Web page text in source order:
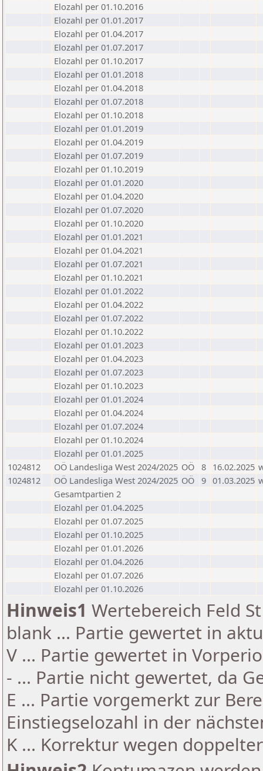
Elozahl per 01.10.2016
Elozahl per 01.01.2017
Elozahl per 01.04.2017
Elozahl per 01.07.2017
Elozahl per 01.10.2017
Elozahl per 01.01.2018
Elozahl per 01.04.2018
Elozahl per 01.07.2018
Elozahl per 01.10.2018
Elozahl per 01.01.2019
Elozahl per 01.04.2019
Elozahl per 01.07.2019
Elozahl per 01.10.2019
Elozahl per 01.01.2020
Elozahl per 01.04.2020
Elozahl per 01.07.2020
Elozahl per 01.10.2020
Elozahl per 01.01.2021
Elozahl per 01.04.2021
Elozahl per 01.07.2021
Elozahl per 01.10.2021
Elozahl per 01.01.2022
Elozahl per 01.04.2022
Elozahl per 01.07.2022
Elozahl per 01.10.2022
Elozahl per 01.01.2023
Elozahl per 01.04.2023
Elozahl per 01.07.2023
Elozahl per 01.10.2023
Elozahl per 01.01.2024
Elozahl per 01.04.2024
Elozahl per 01.07.2024
Elozahl per 01.10.2024
Elozahl per 01.01.2025
1024812
OÖ Landesliga West 2024/2025 OÖ 8 16.02.2025
1024812
OÖ Landesliga West 2024/2025 OÖ 9 01.03.2025
Gesamtpartien 2
Elozahl per 01.04.2025
Elozahl per 01.07.2025
Elozahl per 01.10.2025
Elozahl per 01.01.2026
Elozahl per 01.04.2026
Elozahl per 01.07.2026
Elozahl per 01.10.2026
Hinweis1 Wertebereich Feld
blank ... Partie gewertet in
V ... Partie gewertet in
- ... Partie nicht gewertet, da
E ... Partie vorgemerkt zur
Einstiegselozahl in der
K ... Korrektur wegen